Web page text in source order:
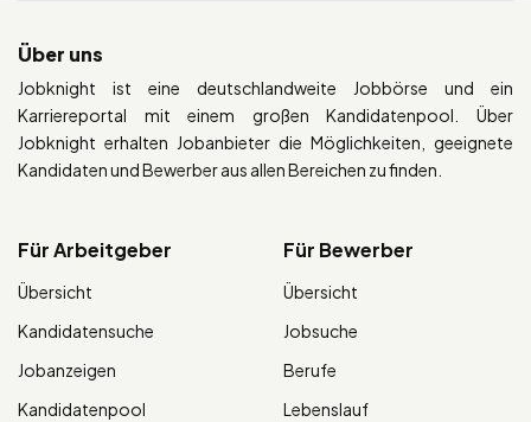
Über uns
Jobknight ist eine deutschlandweite Jobbörse und ein
Karriereportal mit einem großen Kandidatenpool. Über
Jobknight erhalten Jobanbieter die Möglichkeiten, geeignete
Kandidaten und Bewerber aus allen Bereichen zu finden.
Für Arbeitgeber
Übersicht
Kandidatensuche
Jobanzeigen
Kandidatenpool
Für Bewerber
Übersicht
Jobsuche
Berufe
Lebenslauf